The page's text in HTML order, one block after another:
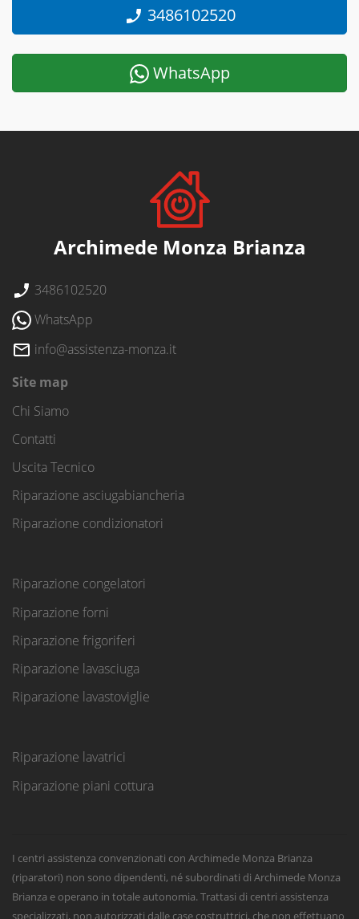
3486102520
WhatsApp
Archimede Monza Brianza
3486102520
WhatsApp
info@assistenza-monza.it
Site map
Chi Siamo
Contatti
Uscita Tecnico
Riparazione asciugabiancheria
Riparazione condizionatori
Riparazione congelatori
Riparazione forni
Riparazione frigoriferi
Riparazione lavasciuga
Riparazione lavastoviglie
Riparazione lavatrici
Riparazione piani cottura
I centri assistenza convenzionati con Archimede Monza Brianza
(riparatori) non sono dipendenti, né subordinati di Archimede Monza
Brianza e operano in totale autonomia. Trattasi di centri assistenza
specializzati, non autorizzati dalle case costruttrici, che non effettuano